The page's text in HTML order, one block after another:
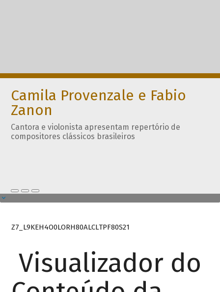
Camila Provenzale e Fabio
Zanon
Cantora e violonista apresentam repertório de
compositores clássicos brasileiros
Z7_L9KEH4O0LORH80ALCLTPF80S21
Visualizador do